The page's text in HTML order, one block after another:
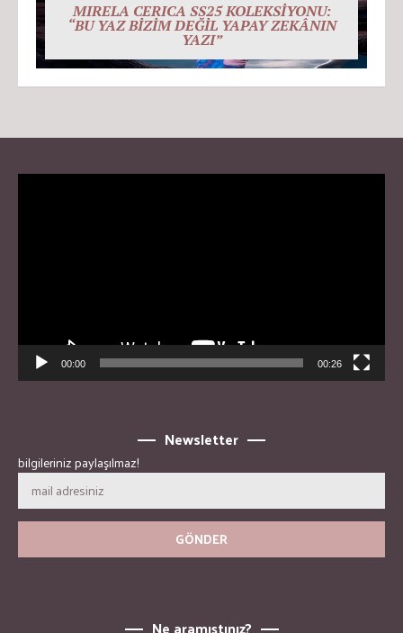
MIRELA CERICA SS25 KOLEKSİYONU:
“BU YAZ BİZİM DEĞİL YAPAY ZEKÂNIN
YAZI”
00:00 00:26
Newsletter
bilgileriniz paylaşılmaz!
Ne aramıştınız?